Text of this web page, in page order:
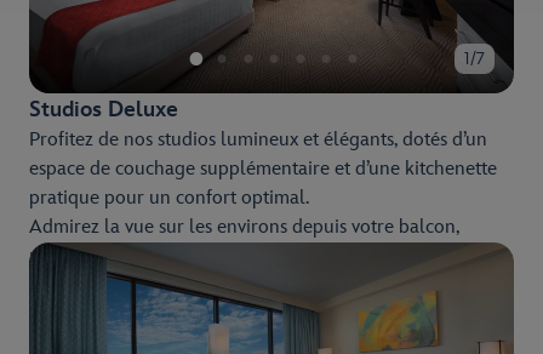
1/7
Studios Deluxe
Profitez de nos studios lumineux et élégants, dotés d’un
espace de couchage supplémentaire et d’une kitchenette
pratique pour un confort optimal.
Admirez la vue sur les environs depuis votre balcon,
notamment sur le Parc Magic Kingdom et le Bay Lake aux
eaux scintillantes.